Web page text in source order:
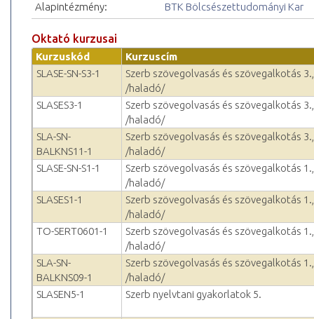
Alapintézmény:
BTK Bölcsészettudományi Kar
Oktató kurzusai
Kurzuskód
Kurzuscím
SLASE-SN-S3-1
Szerb szövegolvasás és szövegalkotás
/haladó/
SLASES3-1
Szerb szövegolvasás és szövegalkotás
/haladó/
SLA-SN-
BALKNS11-1
Szerb szövegolvasás és szövegalkotás
/haladó/
SLASE-SN-S1-1
Szerb szövegolvasás és szövegalkotás
/haladó/
SLASES1-1
Szerb szövegolvasás és szövegalkotás
/haladó/
TO-SERT0601-1
Szerb szövegolvasás és szövegalkotás
/haladó/
SLA-SN-
BALKNS09-1
Szerb szövegolvasás és szövegalkotás
/haladó/
SLASEN5-1
Szerb nyelvtani gyakorlatok 5.